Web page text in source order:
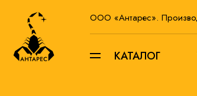
ООО «Антарес».
КАТАЛОГ